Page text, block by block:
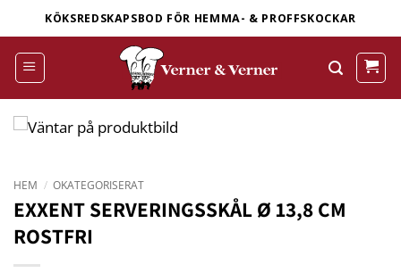
to
content
KÖKSREDSKAPSBOD FÖR HEMMA- & PROFFSKOCKAR
HEM / OKATEGORISERAT
EXXENT SERVERINGSSKÅL Ø 13,8 CM
ROSTFRI